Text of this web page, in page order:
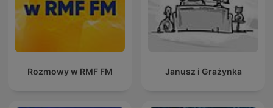
Rozmowy w RMF FM Janusz i Grażynka